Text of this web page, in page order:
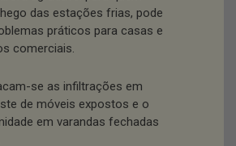
das estações frias, pode
práticos para casas e
comerciais.
se as infiltrações em
de móveis expostos e o
em varandas fechadas